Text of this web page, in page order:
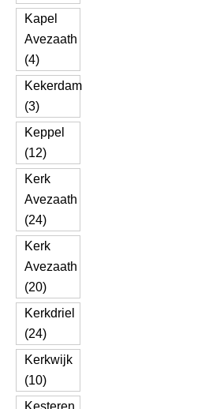
Kapel
Avezaath
(4)
Kekerdam
(3)
Keppel
(12)
Kerk
Avezaath
(24)
Kerk
Avezaath
(20)
Kerkdriel
(24)
Kerkwijk
(10)
Kesteren